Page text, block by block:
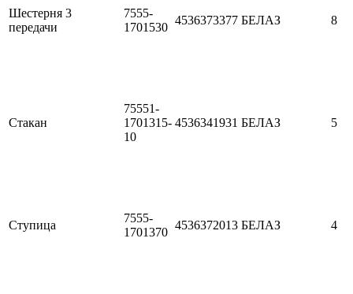
Шестерня 3
передачи
7555-
1701530
4536373377 БЕЛАЗ 8
Стакан
75551-
1701315-
10
4536341931 БЕЛАЗ 5
Ступица
7555-
1701370
4536372013 БЕЛАЗ 4